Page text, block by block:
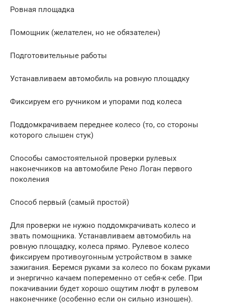
Ровная площадка
Помощник (желателен, но не обязателен)
Подготовительные работы
Устанавливаем автомобиль на ровную площадку
Фиксируем его ручником и упорами под колеса
Поддомкрачиваем переднее колесо (то, со стороны
которого слышен стук)
Способы самостоятельной проверки рулевых
наконечников на автомобиле Рено Логан первого
поколения
Способ первый (самый простой)
Для проверки не нужно поддомкрачивать колесо и
звать помощника. Устанавливаем автомобиль на
ровную площадку, колеса прямо. Рулевое колесо
фиксируем противоугонным устройством в замке
зажигания. Беремся руками за колесо по бокам руками
и энергично качаем попеременно от себя-к себе. При
покачивании будет хорошо ощутим люфт в рулевом
наконечнике (особенно если он сильно изношен).